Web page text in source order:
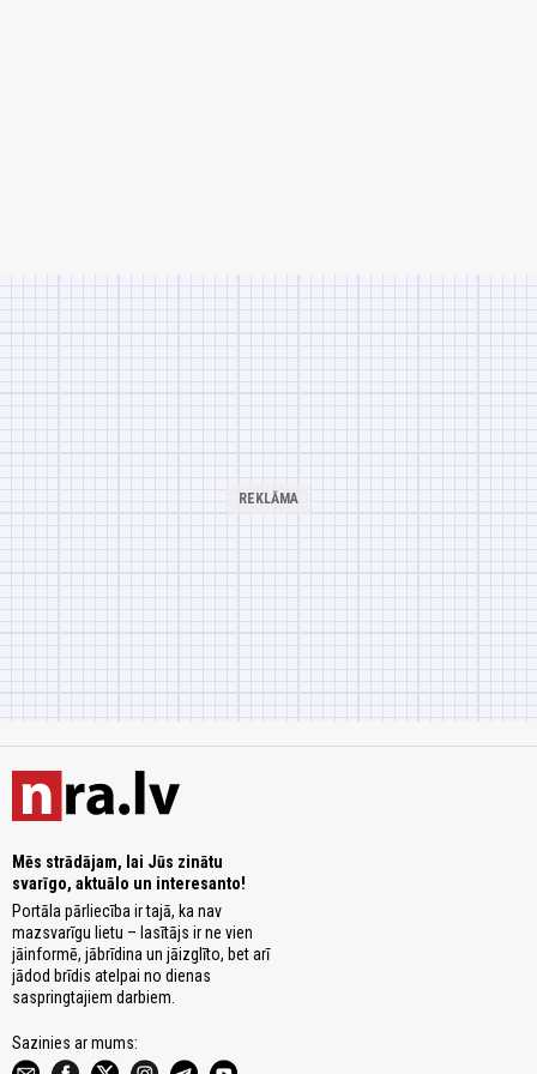
Mēs strādājam, lai Jūs zinātu
svarīgo, aktuālo un interesanto!
Portāla pārliecība ir tajā, ka nav
mazsvarīgu lietu – lasītājs ir ne vien
jāinformē, jābrīdina un jāizglīto, bet arī
jādod brīdis atelpai no dienas
saspringtajiem darbiem.
Sazinies ar mums: